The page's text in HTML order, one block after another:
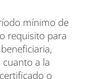
mínimo de
requisito para
a la
o